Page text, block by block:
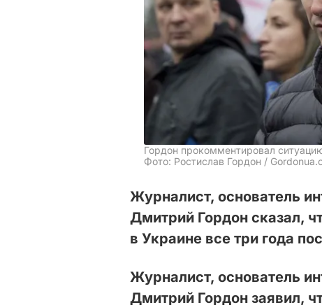
Гордон прокомментировал
Фото: Ростислав Гордон /
Журналист, основатель
Дмитрий Гордон сказал,
в Украине все три года
Журналист, основатель
Дмитрий Гордон заявил,